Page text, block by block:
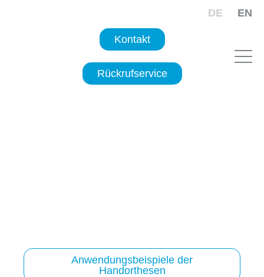
DE EN
Kontakt
Rückrufservice
Anwendungsbeispiele der
Handorthesen